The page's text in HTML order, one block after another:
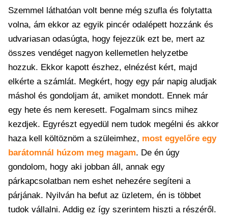
Szemmel láthatóan volt benne még szufla és folytatta
volna, ám ekkor az egyik pincér odalépett hozzánk és
udvariasan odasúgta, hogy fejezzük ezt be, mert az
összes vendéget nagyon kellemetlen helyzetbe
hozzuk. Ekkor kapott észhez, elnézést kért, majd
elkérte a számlát. Megkért, hogy egy pár napig aludjak
máshol és gondoljam át, amiket mondott. Ennek már
egy hete és nem keresett. Fogalmam sincs mihez
kezdjek. Egyrészt egyedül nem tudok megélni és akkor
haza kell költöznöm a szüleimhez, most egyelőre egy
barátomnál húzom meg magam. De én úgy
gondolom, hogy aki jobban áll, annak egy
párkapcsolatban nem eshet nehezére segíteni a
párjának. Nyilván ha befut az üzletem, én is többet
tudok vállalni. Addig ez így szerintem hiszti a részéről.